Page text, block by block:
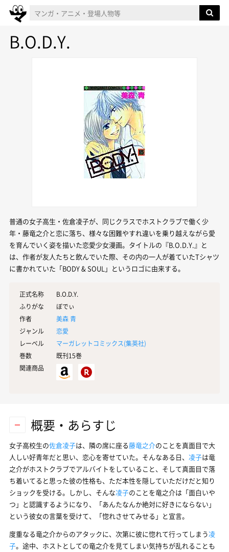
B.O.D.Y.
普通の女子高生・佐倉凌子が、同じクラスでホストクラブで働く少
年・藤竜之介と恋に落ち、様々な困難やすれ違いを乗り越えながら愛
を育んでいく姿を描いた恋愛少女漫画。タイトルの『B.O.D.Y.』と
は、作者が友人たちと飲んでいた際、その内の一人が着ていたTシャツ
に書かれていた「BODY & SOUL」というロゴに由来する。
正式名称
B.O.D.Y.
ふりがな
ぼでぃ
作者
美森 青
ジャンル
恋愛
レーベル
マーガレットコミックス(集英社)
巻数
既刊15巻
関連商品
概要・あらすじ
女子高校生の佐倉凌子は、隣の席に座る藤竜之介のことを真面目で大
人しい好青年だと思い、恋心を寄せていた。そんなある日、 凌子は竜
之介がホストクラブでアルバイトをしていること、そして真面目で落
ち着いてると思った彼の性格も、ただ本性を隠していただけだと知り
ショックを受ける。しかし、そんな凌子のことを竜之介は「面白いや
つ」と認識するようになり、「あんたなんか絶対に好きにならない」
という彼女の言葉を受けて、「惚れさせてみせる」と宣言。
度重なる竜之介からのアタックに、次第に彼に惚れて行ってしまう凌
子。途中、ホストとしての竜之介を見てしまい気持ちが乱れることも